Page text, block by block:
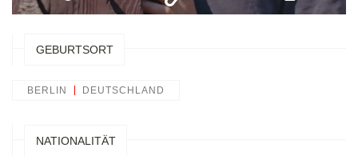
GEBURTSORT
BERLIN DEUTSCHLAND
NATIONALITÄT